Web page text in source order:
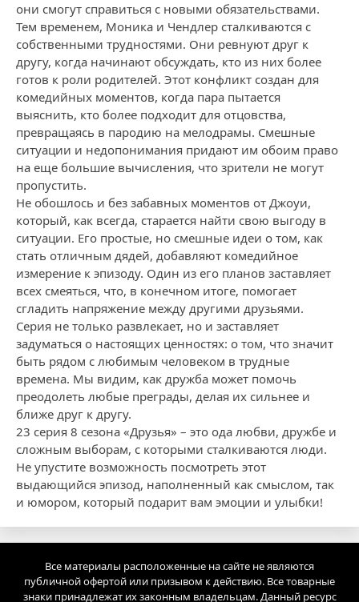
они смогут справиться с новыми обязательствами.
Тем временем, Моника и Чендлер сталкиваются с
собственными трудностями. Они ревнуют друг к
другу, когда начинают обсуждать, кто из них более
готов к роли родителей. Этот конфликт создан для
комедийных моментов, когда пара пытается
выяснить, кто более подходит для отцовства,
превращаясь в пародию на мелодрамы. Смешные
ситуации и недопонимания придают им обоим право
на еще большие вычисления, что зрители не могут
пропустить.
Не обошлось и без забавных моментов от Джоуи,
который, как всегда, старается найти свою выгоду в
ситуации. Его простые, но смешные идеи о том, как
стать отличным дядей, добавляют комедийное
измерение к эпизоду. Один из его планов заставляет
всех смеяться, что, в конечном итоге, помогает
сгладить напряжение между другими друзьями.
Серия не только развлекает, но и заставляет
задуматься о настоящих ценностях: о том, что значит
быть рядом с любимым человеком в трудные
времена. Мы видим, как дружба может помочь
преодолеть любые преграды, делая их сильнее и
ближе друг к другу.
23 серия 8 сезона «Друзья» – это ода любви, дружбе и
сложным выборам, с которыми сталкиваются люди.
Не упустите возможность посмотреть этот
выдающийся эпизод, наполненный как смыслом, так
и юмором, который подарит вам эмоции и улыбки!
Все материалы расположенные на сайте не являются
публичной офертой или призывом к действию. Все товарные
знаки принадлежат их законным владельцам. Данный ресурс